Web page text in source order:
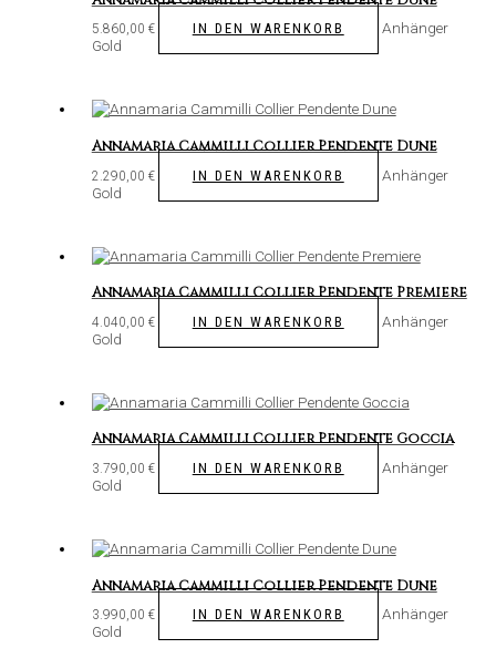
5.860,00 € IN DEN WARENKORB
Anhänger
Gold
Annamaria Cammilli Collier Pendente Dune
2.290,00 € IN DEN WARENKORB
Anhänger
Gold
Annamaria Cammilli Collier Pendente Premiere
4.040,00 € IN DEN WARENKORB
Anhänger
Gold
Annamaria Cammilli Collier Pendente Goccia
3.790,00 € IN DEN WARENKORB
Anhänger
Gold
Annamaria Cammilli Collier Pendente Dune
3.990,00 € IN DEN WARENKORB
Anhänger
Gold